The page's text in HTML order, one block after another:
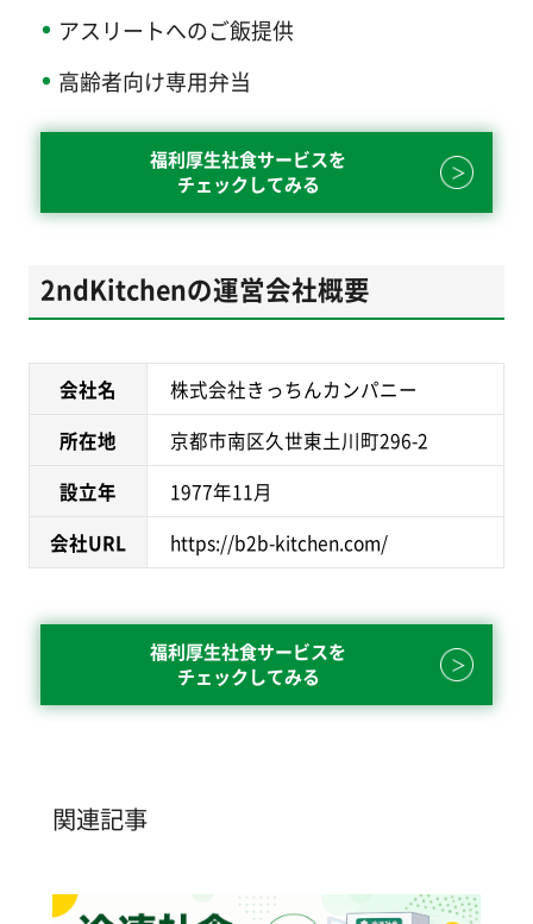
アスリートへのご飯提供
高齢者向け専用弁当
福利厚生社食サービスを
チェックしてみる
2ndKitchenの運営会社概要
会社名
株式会社きっちんカンパニー
所在地
京都市南区久世東土川町296-2
設立年
1977年11月
会社URL
https://b2b-kitchen.com/
福利厚生社食サービスを
チェックしてみる
関連記事